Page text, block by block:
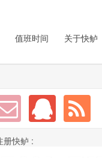
值班时间 关于快鲈
册快鲈 :